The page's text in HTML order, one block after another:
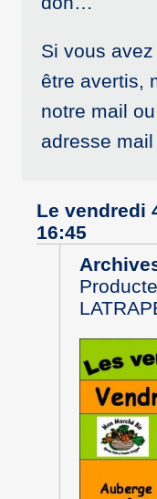
Si vous
être avertis,
notre mail
adresse mail
Le vendredi
16:45